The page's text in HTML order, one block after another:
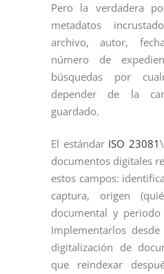
Pero la verdadera
metadatos
archivo, autor,
número de
búsquedas por
depender de la
guardado.
El estándar ISO 23081
documentos digitales
estos campos:
captura, origen
documental y
Implementarlos
digitalización de
que reindexar